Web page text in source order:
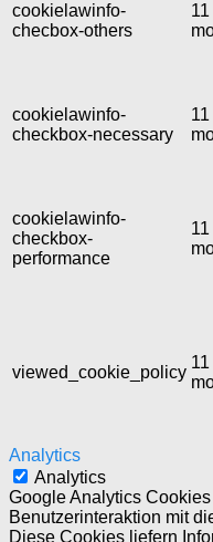
cookielawinfo-
checbox-others
11
cookielawinfo-
checkbox-necessary
11
cookielawinfo-
checkbox-
performance
11
viewed_cookie_policy
11
Analytics
Analytics
Google Analytics
Benutzerinteraktion mit
Diese Cookies liefern